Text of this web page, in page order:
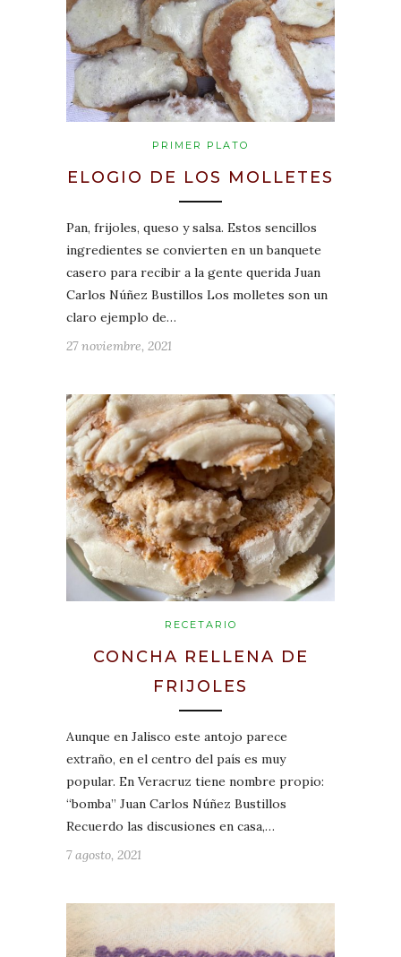
PRIMER PLATO
ELOGIO DE LOS MOLLETES
Pan, frijoles, queso y salsa. Estos sencillos
ingredientes se convierten en un banquete
casero para recibir a la gente querida Juan
Carlos Núñez Bustillos Los molletes son un
claro ejemplo de…
27 noviembre, 2021
RECETARIO
CONCHA RELLENA DE
FRIJOLES
Aunque en Jalisco este antojo parece
extraño, en el centro del país es muy
popular. En Veracruz tiene nombre propio:
“bomba” Juan Carlos Núñez Bustillos
Recuerdo las discusiones en casa,…
7 agosto, 2021